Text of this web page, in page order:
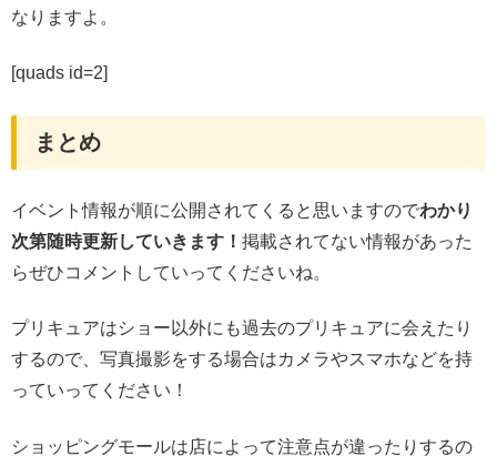
なりますよ。
[quads id=2]
まとめ
イベント情報が順に公開されてくると思いますのでわかり
次第随時更新していきます！ 掲載されてない情報があった
らぜひコメントしていってくださいね。
プリキュアはショー以外にも過去のプリキュアに会えたり
するので、写真撮影をする場合はカメラやスマホなどを持
っていってください！
ショッピングモールは店によって注意点が違ったりするの